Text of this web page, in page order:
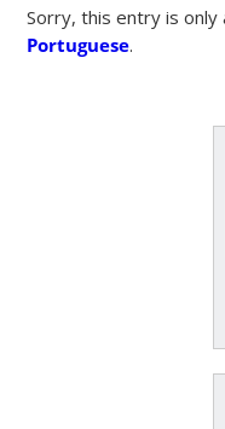
Sorry, this entry is only
Portuguese.